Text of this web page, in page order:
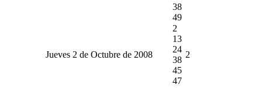
38
49
Jueves 2 de Octubre de 2008
2
13
24
38
45
47
2